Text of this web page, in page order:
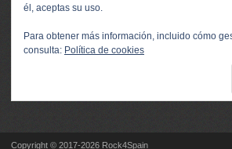
él, aceptas su uso.
Para obtener más información, incluido cómo
consulta: Política de cookies
Copyright © 2017-2026 Rock4Spain